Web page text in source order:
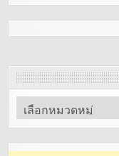
หมวด
หมู่